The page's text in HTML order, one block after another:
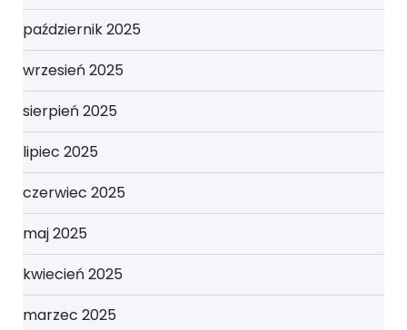
październik 2025
wrzesień 2025
sierpień 2025
lipiec 2025
czerwiec 2025
maj 2025
kwiecień 2025
marzec 2025